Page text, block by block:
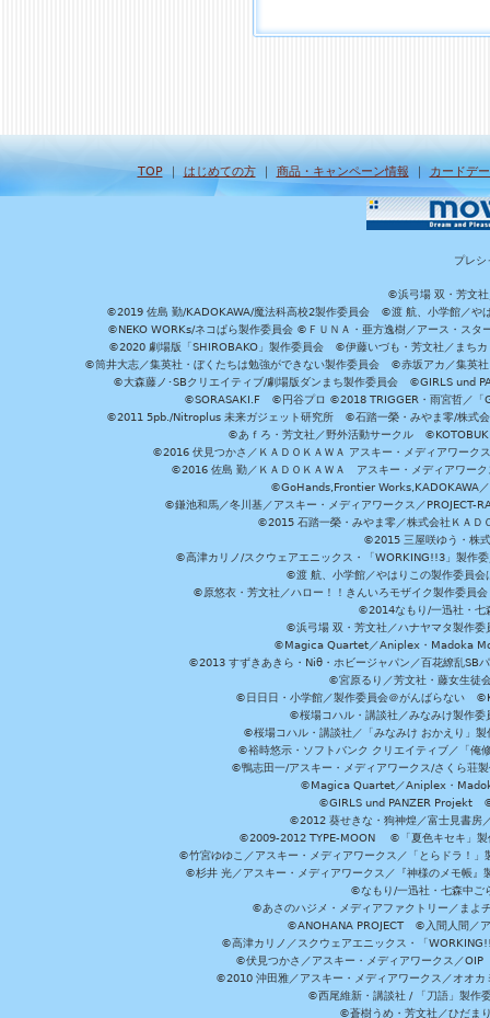
TOP｜ はじめての方｜ 商品・キャンペーン情報 ｜ カードデ
プレシ
©浜弓場 双・芳文社
©2019 佐島 勤/KADOKAWA/魔法科高校2製作委員会 ©渡 航、小学館／や
©NEKO WORKs/ネコぱら製作委員会 ©ＦＵＮＡ・亜方逸樹／アース・ス
©2020 劇場版「SHIROBAKO」製作委員会 ©伊藤いづも・芳文社／まち
©筒井大志／集英社・ぼくたちは勉強ができない製作委員会 ©赤坂アカ／集英
©大森藤ノ･SBクリエイティブ/劇場版ダンまち製作委員会 ©GIRLS und
©SORASAKI.F ©円谷プロ ©2018 TRIGGER・雨宮哲／
©2011 5pb./Nitroplus 未来ガジェット研究所 ©石踏一榮・みやま零/株式
©あｆろ・芳文社／野外活動サークル
©2016 伏見つかさ／ＫＡＤＯＫＡＷＡ アスキー・メディアワー
©2016 佐島 勤／ＫＡＤＯＫＡＷＡ アスキー・メディアワ
©GoHands,Frontier Works,KADOKAWA
©鎌池和馬／冬川基／アスキー・メディアワークス／
©2015 石踏一榮・みやま零／株式会社ＫＡＤ
©2015 三屋咲ゆう・株
©高津カリノ/スクウェアエニックス・「WORKING!!3」製作
©渡 航、小学館／やはりこの製作委員
©原悠衣・芳文社／ハロー！！きんいろモザイク製作委員
©2014なもり/一迅社・
©浜弓場 双・芳文社／ハナヤマタ製作
©Magica Quartet／Aniplex・Madoka
©2013 すずきあきら・Niθ・ホビージャパン／百花繚乱
©宮原るり／芳文社・藤女生徒
©日日日・小学館／製作委員会＠がんばらない
©桜場コハル・講談社／みなみけ製作
©桜場コハル・講談社／「みなみけ おかえり」
©裕時悠示・ソフトバンク クリエイティブ／「
©鴨志田一/アスキー・メディアワークス/さく
©Magica Quartet／Aniplex・
©GIRLS und PANZER Projekt ©
©2012 葵せきな・狗神煌／富士見書
©2009-2012 TYPE-MOON ©「夏色キセキ」製
©竹宮ゆゆこ／アスキー・メディアワークス／「とらドラ！
©杉井 光／アスキー・メディアワークス／『神様のメモ帳
©なもり/一迅社・七森中
©あさのハジメ・メディアファクトリー／ま
©ANOHANA PROJECT ©入間人間／ア
©高津カリノ／スクウェアエニックス・「
©伏見つかさ／アスキー・メディアワークス／
©2010 沖田雅／アスキー・メディアワークス／オオ
©西尾維新・講談社 / 「刀語」製作
©蒼樹うめ・芳文社／ひだま